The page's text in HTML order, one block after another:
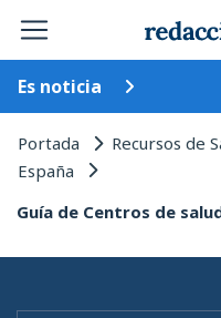
Es noticia
Portada Recursos de
España
Guía de Centros de